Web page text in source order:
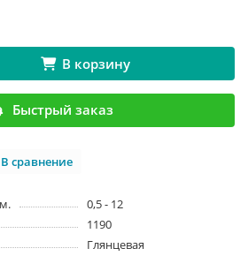
В корзину
Быстрый заказ
В сравнение
0,5 - 12
1190
Глянцевая